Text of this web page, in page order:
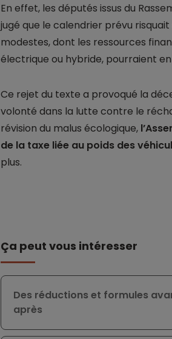
En effet, les députés issus du
jugé que le calendrier prévu
modestes, dont les ressources
électrique ou hybride, pourraient
Ce rejet du texte a provoqué la
volonté dans la lutte contre le
révision du malus écologique,
de la taxe liée au poids des
plus.
Ça peut vous intéresser
Des réductions et formules
après